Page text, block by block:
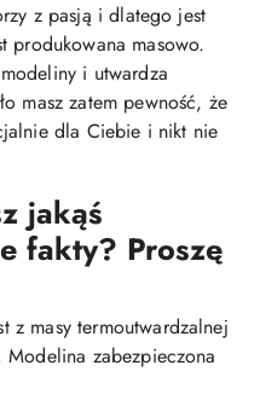
z pasją i dlatego jest
produkowana masowo.
i utwardza
masz zatem pewność, że
dla Ciebie i nikt nie
jakąś
fakty? Proszę
z masy termoutwardzalnej
zabezpieczona